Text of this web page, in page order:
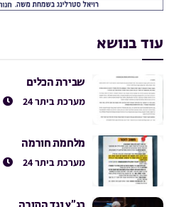
עוד בנושא
שבירת הכלים
מערכת ביתר 24
מלחמת חורמה
מערכת ביתר 24